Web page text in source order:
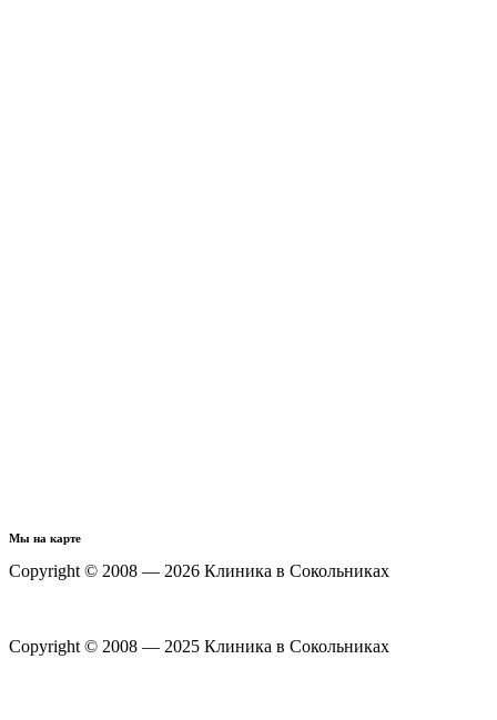
Мы на карте
Copyright © 2008 — 2026 Клиника в Сокольниках
Copyright © 2008 — 2025 Клиника в Сокольниках